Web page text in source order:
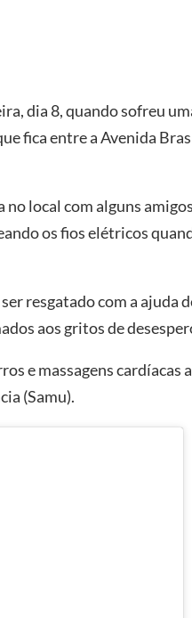
dia 8, quando sofreu
fica entre a Avenida
local com alguns
os fios elétricos
resgatado com a ajuda
aos gritos de
e massagens cardíacas
(Samu).